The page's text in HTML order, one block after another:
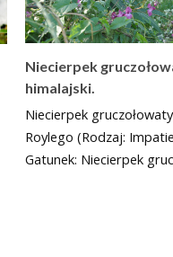
Niecierpek
himalajski.
Niecierpek
Roylego (Rodzaj:
Gatunek: Niecierpek